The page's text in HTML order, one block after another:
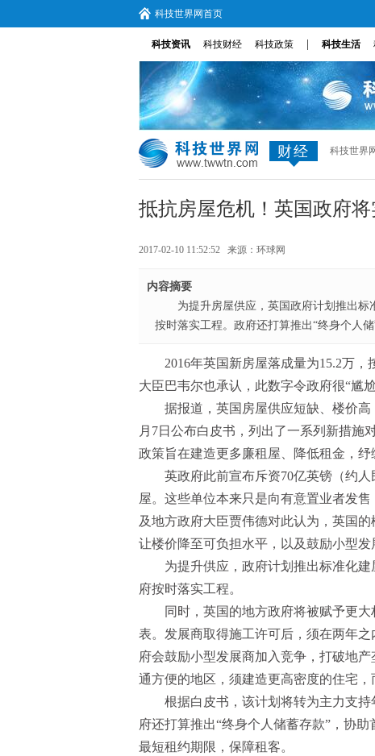
科技世界网首页
科技资讯 科技财经 科技政策 科技生活
财经 科技世界
抵抗房屋危机！英国政府
2017-02-10 11:52:52 来源： 环球网
内容摘要
为提升房屋供应，英国政府计划推出
按时落实工程。政府还打算推出“终身个人
2016年英国新房屋落成量为15.2万
大臣巴韦尔也承认，此数字令政府很“尴尬
据报道，英国房屋供应短缺、楼价
月7日公布白皮书，列出了一系列新措施
政策旨在建造更多廉租屋、降低租金，纾
英政府此前宣布斥资70亿英镑（约
屋。这些单位本来只是向有意置业者发
及地方政府大臣贾伟德对此认为，英国
让楼价降至可负担水平，以及鼓励小型
为提升供应，政府计划推出标准化
府按时落实工程。
同时，英国的地方政府将被赋予更
表。发展商取得施工许可后，须在两年
府会鼓励小型发展商加入竞争，打破地
通方便的地区，须建造更高密度的住宅，
根据白皮书，该计划将转为主力支
府还打算推出“终身个人储蓄存款”，协
最短租约期限，保障租客。